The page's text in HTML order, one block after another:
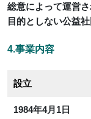
総意によって運営
目的としない公益社
4.事業内容
設立
1984年4月1日